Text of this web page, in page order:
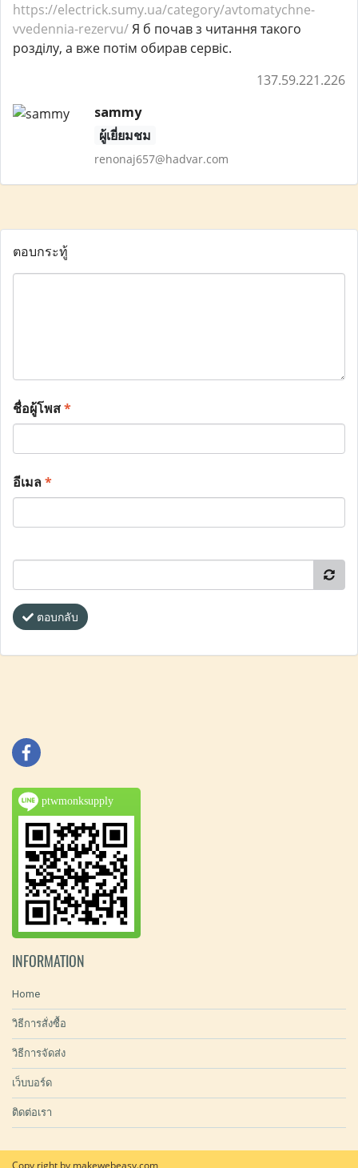
https://electrick.sumy.ua/category/avtomatychne-
vvedennia-rezervu/Я б почав з читання такого
розділу, а вже потім обирав сервіс.
137.59.221.226
sammy
ผู้เยี่ยมชม
renonaj657@hadvar.com
ตอบกระทู้
ชื่อผู้โพส*
อีเมล*
ตอบกลับ
ptwmonksupply
INFORMATION
Home
วิธีการสั่งซื้อ
วิธีการจัดส่ง
เว็บบอร์ด
ติดต่อเรา
Copy right by makewebeasy.com